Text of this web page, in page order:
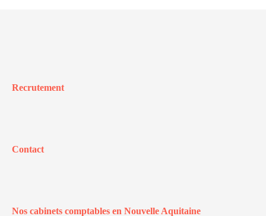
Recrutement
Contact
Nos cabinets comptables en Nouvelle Aquitaine